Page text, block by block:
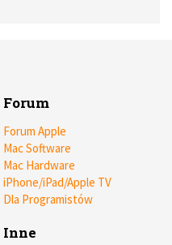
Forum
Forum Apple
Mac Software
Mac Hardware
iPhone/iPad/Apple TV
Dla Programistów
Inne